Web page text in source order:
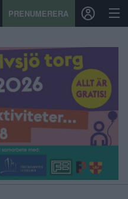
PRENUMERERA